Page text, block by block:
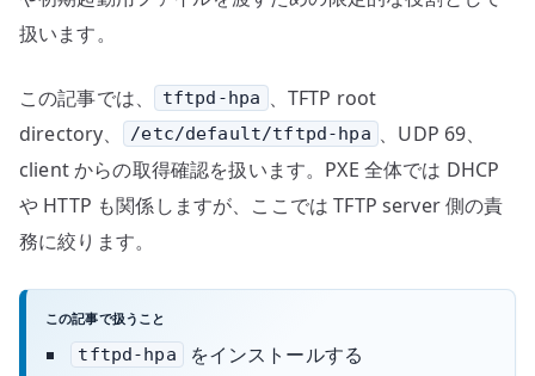
扱います。
この記事では、 tftpd-hpa 、TFTP root
directory、
/etc/default/tftpd-hpa 、UDP 69、
client からの取得確認を扱います。PXE 全体では DHCP
や HTTP も関係しますが、ここでは TFTP server 側の責
務に絞ります。
この記事で扱うこと
tftpd-hpa
をインストールする